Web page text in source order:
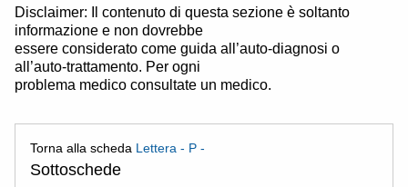
Disclaimer: Il contenuto di questa sezione è soltanto
informazione e non dovrebbe
essere considerato come guida all’auto-diagnosi o
all’auto-trattamento. Per ogni
problema medico consultate un medico.
Torna alla scheda Lettera - P -
Sottoschede